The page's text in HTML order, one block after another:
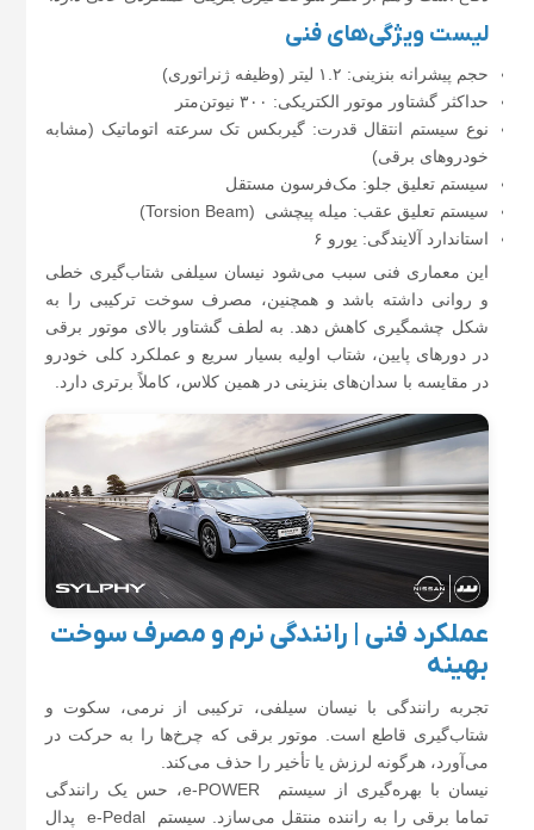
لیست ویژگی‌های فنی
حجم پیشرانه بنزینی: ۱.۲ لیتر (وظیفه ژنراتوری)
حداکثر گشتاور موتور الکتریکی: ۳۰۰ نیوتن‌متر
نوع سیستم انتقال قدرت: گیربکس تک سرعته اتوماتیک (مشابه
خودروهای برقی)
سیستم تعلیق جلو: مک‌فرسون مستقل
سیستم تعلیق عقب: میله پیچشی (Torsion Beam)
استاندارد آلایندگی: یورو ۶
این معماری فنی سبب می‌شود نیسان سیلفی شتاب‌گیری خطی
و روانی داشته باشد و همچنین، مصرف سوخت ترکیبی را به
شکل چشمگیری کاهش دهد. به لطف گشتاور بالای موتور برقی
در دورهای پایین، شتاب اولیه بسیار سریع و عملکرد کلی خودرو
در مقایسه با سدان‌های بنزینی در همین کلاس، کاملاً برتری دارد.
عملکرد فنی | رانندگی نرم و مصرف سوخت
بهینه
تجربه رانندگی با نیسان سیلفی، ترکیبی از نرمی، سکوت و
شتاب‌گیری قاطع است. موتور برقی که چرخ‌ها را به حرکت در
می‌آورد، هرگونه لرزش یا تأخیر را حذف می‌کند.
نیسان با بهره‌گیری از سیستم e-POWER، حس یک رانندگی
تماما ‌برقی را به راننده منتقل می‌سازد. سیستم e-Pedal پدال